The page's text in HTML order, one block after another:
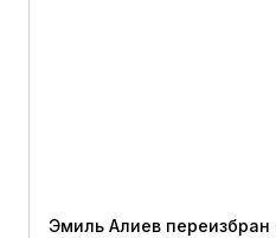
Эмиль Алиев